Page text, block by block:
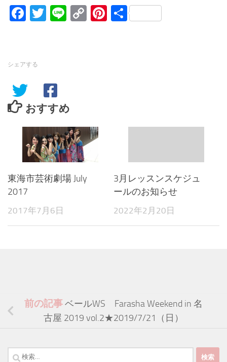
Facebook
Twitter
LineCopyPinterest
共
シェアする
おすすめ
東海市芸術劇場 July
2017
2017年7月6日
3月レッスンスケジュ
ールのお知らせ
2022年2月20日
前の記事ベールWS Farasha Weekend in 名
古屋 2019 vol.2★2019/7/21（日）
検